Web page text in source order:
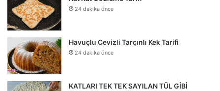
24 dakika önce
Havuçlu Cevizli Tarçınlı Kek Tarifi
24 dakika önce
KATLARI TEK TEK SAYILAN TÜL GİBİ